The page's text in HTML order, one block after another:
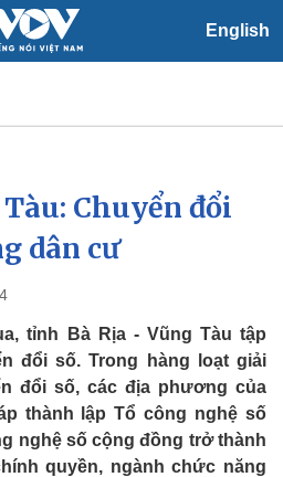
English
Xã hội
Tin 24h
Dự báo thời tiết
Việc làm
Biển đảo
Chuyển đổi
dân cư
tỉnh Bà Rịa - Vũng Tàu tập
đổi số. Trong hàng loạt giải
đổi số, các địa phương của
thành lập Tổ công nghệ số
nghệ số cộng đồng trở thành
quyền, ngành chức năng